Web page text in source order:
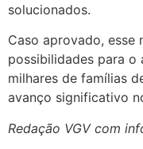
solucionados.
Caso aprovado, esse
possibilidades para o
milhares de famílias
avanço significativo
Redação VGV com